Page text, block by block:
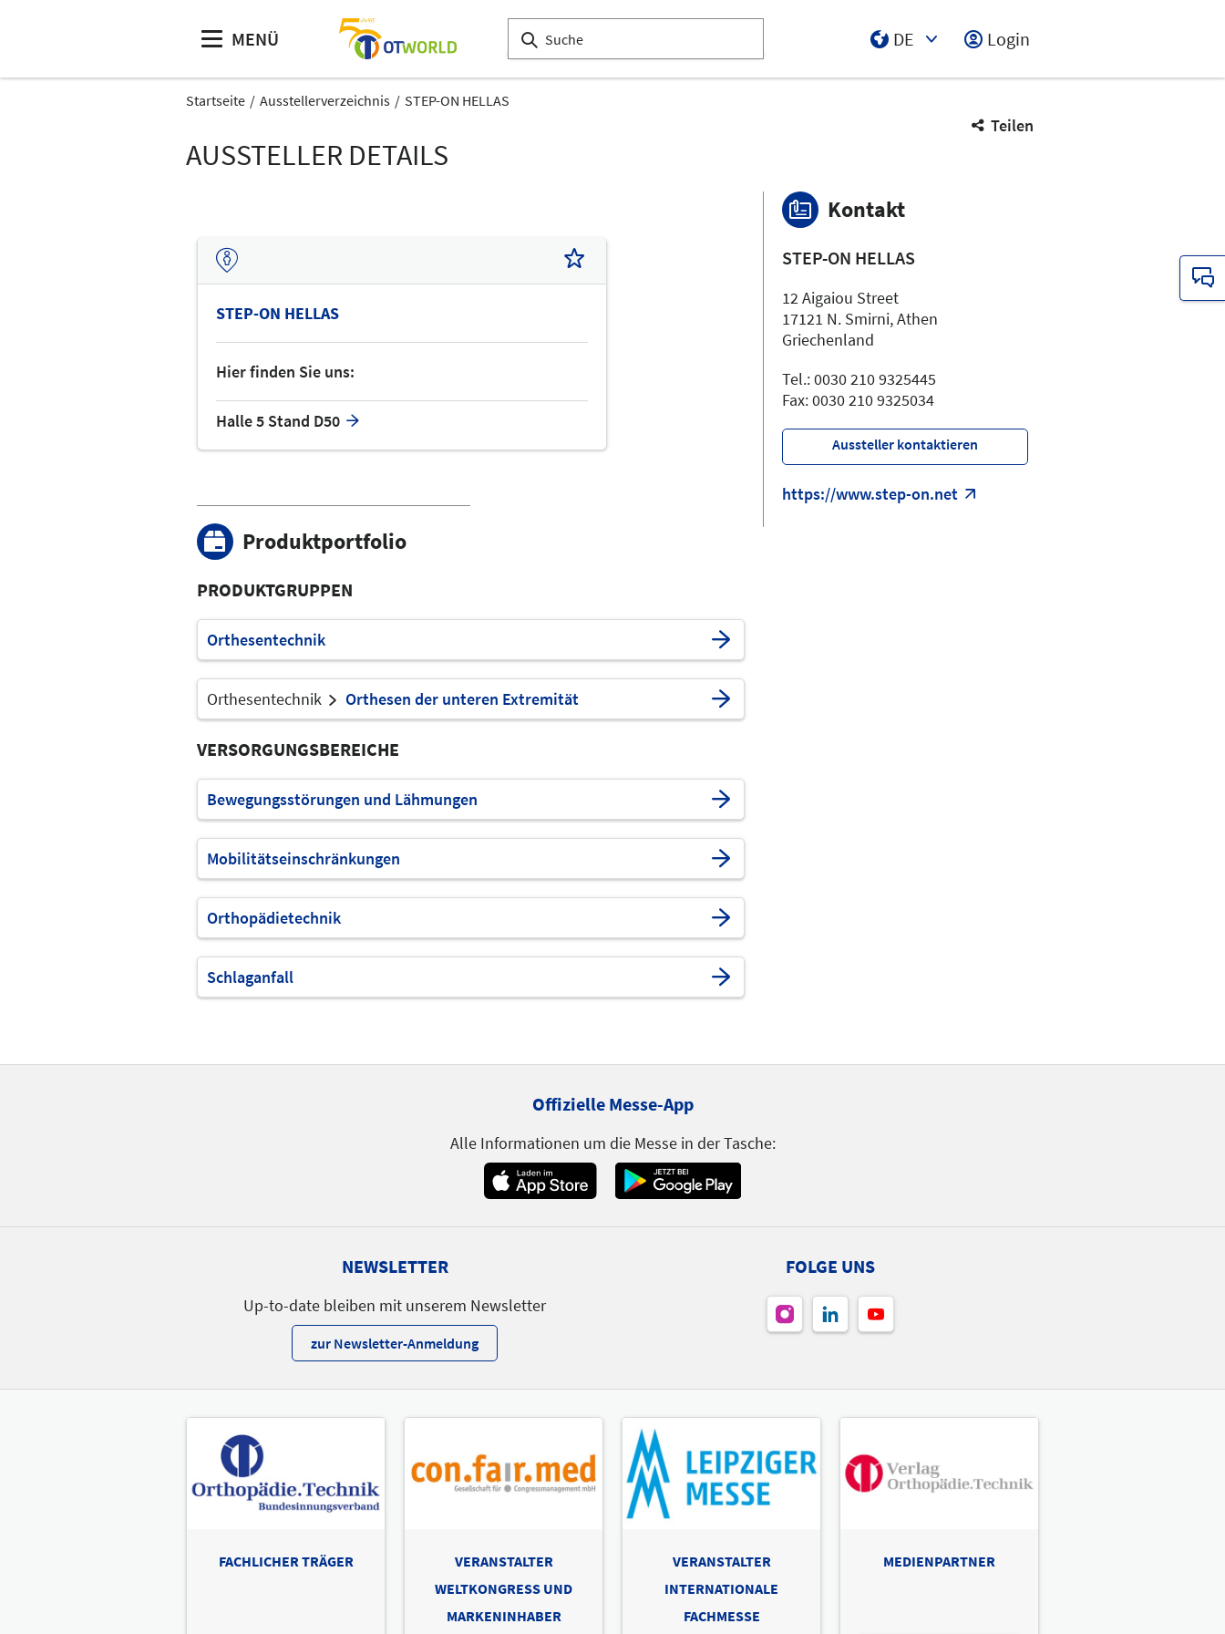
MENÜ
DE
Login
Startseite Ausstellerverzeichnis STEP-ON HELLAS
Teilen
AUSSTELLER DETAILS
STEP-ON HELLAS
Hier finden Sie uns:
Halle 5 Stand D50
Produktportfolio
PRODUKTGRUPPEN
Orthesentechnik
Orthesentechnik Orthesen der unteren Extremität
VERSORGUNGSBEREICHE
Bewegungsstörungen und Lähmungen
Mobilitätseinschränkungen
Orthopädietechnik
Schlaganfall
Kontakt
STEP-ON HELLAS
12 Aigaiou Street
17121 N. Smirni, Athen
Griechenland
Tel.: 0030 210 9325445
Fax: 0030 210 9325034
Aussteller kontaktieren
https://www.step-on.net
Offizielle Messe-App
Alle Informationen um die Messe in der Tasche:
NEWSLETTER
Up-to-date bleiben mit unserem Newsletter
zur Newsletter-Anmeldung
FOLGE UNS
FACHLICHER TRÄGER
VERANSTALTER
WELTKONGRESS UND
MARKENINHABER
VERANSTALTER
INTERNATIONALE
FACHMESSE
MEDIENPARTNER